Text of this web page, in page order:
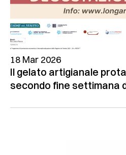
18 Mar 2026
Il gelato artigianale
secondo fine settimana